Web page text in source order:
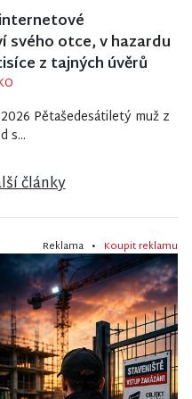
svého otce, v hazardu
z tajných úvěrů
Pětašedesátiletý muž z
s...
články
Reklama • Koupit reklamu